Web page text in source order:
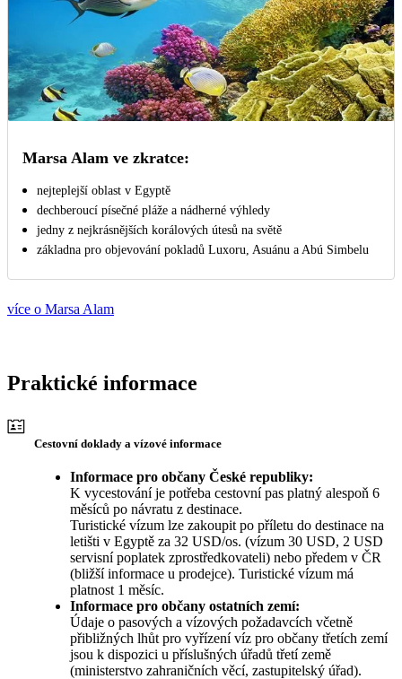
Marsa Alam ve zkratce:
nejteplejší oblast v Egyptě
dechberoucí písečné pláže a nádherné výhledy
jedny z nejkrásnějších korálových útesů na světě
základna pro objevování pokladů Luxoru, Asuánu a Abú Simbelu
více o Marsa Alam
Praktické informace
Cestovní doklady a vízové informace
Informace pro občany České republiky:
K vycestování je potřeba cestovní pas platný alespoň 6
měsíců po návratu z destinace.
Turistické vízum lze zakoupit po příletu do destinace na
letišti v Egyptě za 32 USD/os. (vízum 30 USD, 2 USD
servisní poplatek zprostředkovateli) nebo předem v ČR
(bližší informace u prodejce). Turistické vízum má
platnost 1 měsíc.
Informace pro občany ostatních zemí:
Údaje o pasových a vízových požadavcích včetně
přibližných lhůt pro vyřízení víz pro občany třetích zemí
jsou k dispozici u příslušných úřadů třetí země
(ministerstvo zahraničních věcí, zastupitelský úřad).